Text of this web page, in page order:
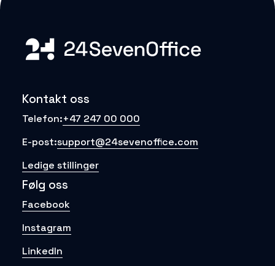
Kontakt oss
Telefon:+47 247 00 000
E-post:support@24sevenoffice.com
Ledige stillinger
Følg oss
Facebook
Instagram
LinkedIn